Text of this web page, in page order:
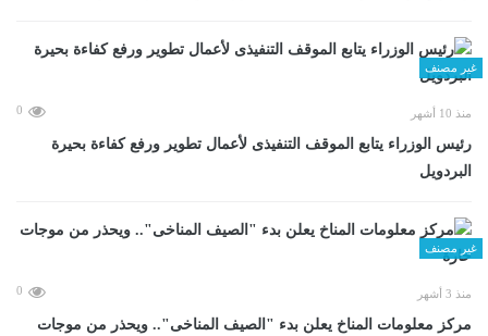
غير مصنف
منذ 10 أشهر 0
رئيس الوزراء يتابع الموقف التنفيذى لأعمال تطوير ورفع كفاءة بحيرة
البردويل
غير مصنف
منذ 3 أشهر 0
مركز معلومات المناخ يعلن بدء "الصيف المناخى".. ويحذر من موجات